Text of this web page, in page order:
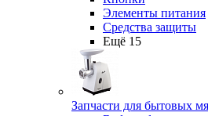
Элементы питания
Средства защиты
Ещё 15
Запчасти для бытовых